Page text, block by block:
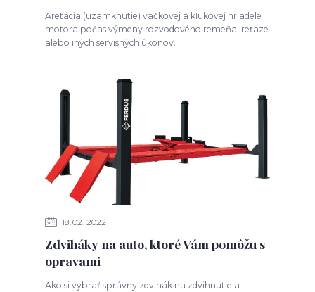
Aretácia (uzamknutie) vačkovej a kľukovej hriadele
motora počas výmeny rozvodového remeňa, reťaze
alebo iných servisných úkonov.
18 02 2022
Zdviháky na auto, ktoré Vám pomôžu s
opravami
Ako si vybrať správny zdvihák na zdvihnutie a